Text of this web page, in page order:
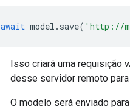
await model . save( 'http://
Isso criará uma requisição
desse servidor remoto
O modelo será enviado